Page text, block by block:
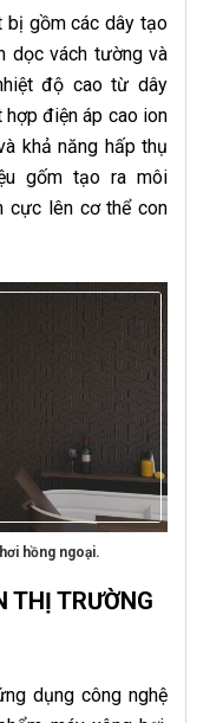
bị gồm các dây tạo
dọc vách tường và
độ cao từ dây
hợp điện áp cao ion
khả năng hấp thụ
gốm tạo ra môi
cực lên cơ thể con
hồng ngoại.
THỊ TRƯỜNG
dụng công nghệ